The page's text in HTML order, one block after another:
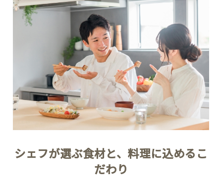
シェフが選ぶ食材と、料理に込めるこ
だわり